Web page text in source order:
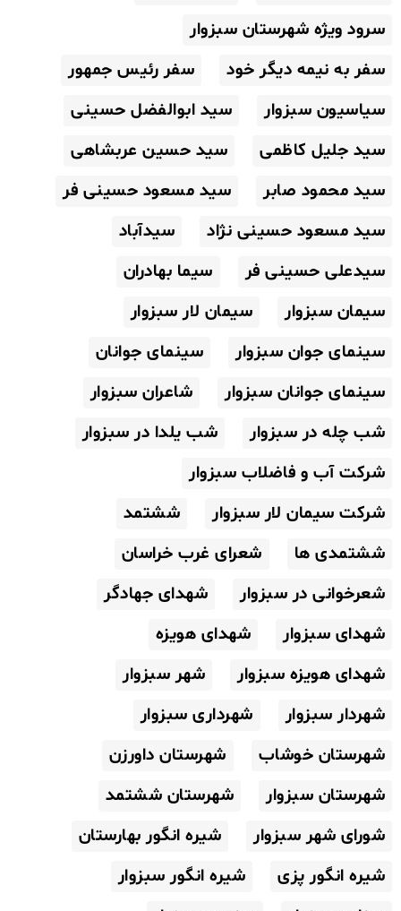
سرود ویژه شهرستان سبزوار
سفر به نیمه دیگر خود
سفر رئیس جمهور
سیاسیون سبزوار
سید ابوالفضل حسینی
سید جلیل کاظمی
سید حسین عربشاهی
سید محمود صابر
سید مسعود حسینی فر
سید مسعود حسینی نژاد
سیدآباد
سیدعلی حسینی فر
سیما بهادران
سیمان سبزوار
سیمان لار سبزوار
سینمای جوان سبزوار
سینمای جوانان
سینمای جوانان سبزوار
شاعران سبزوار
شب چله در سبزوار
شب یلدا در سبزوار
شرکت آب و فاضلاب سبزوار
شرکت سیمان لار سبزوار
ششتمد
ششتمدی ها
شعرای غرب خراسان
شعرخوانی در سبزوار
شهدای جهادگر
شهدای سبزوار
شهدای هویزه
شهدای هویزه سبزوار
شهر سبزوار
شهردار سبزوار
شهرداری سبزوار
شهرستان خوشاب
شهرستان داورزن
شهرستان سبزوار
شهرستان ششتمد
شورای شهر سبزوار
شیره انگور بهارستان
شیره انگور پزی
شیره انگور سبزوار